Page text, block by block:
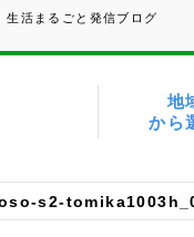
活まるごと発信ブログ
地
から
s2-